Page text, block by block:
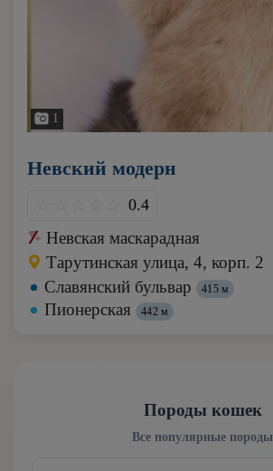
1
Невский модерн
0.4
Невская маскарадная
Тарутинская улица, 4, корп. 2
Славянский бульвар
415 м
Пионерская 442 м
Породы кошек
Все популярные породы